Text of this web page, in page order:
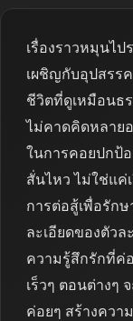
เรื่องราวหมุนไ
เผชิญกับอุปสรร
ชีวิตที่ดูเหมือนธ
ไม่คาดคิดหลาย
ในการคอยปกป้อ
สั่นไหว ไม่ใช่แค่
การต่อสู้เพื่อรัก
ละเอียดของตัว
ความรู้สึกรักที่ค่
เร็วๆ ตอนต่างๆ
ค่อยๆ สร้างควา